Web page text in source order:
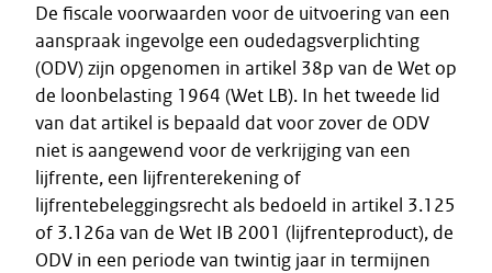
De fiscale voorwaarden voor de uitvoering van een
aanspraak ingevolge een oudedagsverplichting
(ODV) zijn opgenomen in artikel 38p van de Wet op
de loonbelasting 1964 (Wet LB). In het tweede lid
van dat artikel is bepaald dat voor zover de ODV
niet is aangewend voor de verkrijging van een
lijfrente, een lijfrenterekening of
lijfrentebeleggingsrecht als bedoeld in artikel 3.125
of 3.126a van de Wet IB 2001 (lijfrenteproduct), de
ODV in een periode van twintig jaar in termijnen